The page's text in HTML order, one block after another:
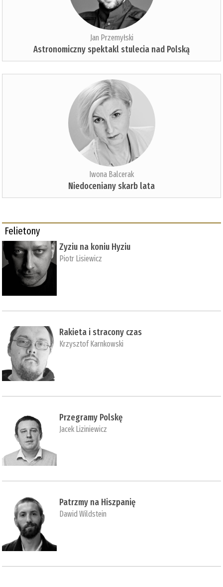
Jan Przemyłski
Astronomiczny spektakl stulecia nad Polską
Iwona Balcerak
Niedoceniany skarb lata
Felietony
Zyziu na koniu Hyziu
Piotr Lisiewicz
Rakieta i stracony czas
Krzysztof Karnkowski
Przegramy Polskę
Jacek Liziniewicz
Patrzmy na Hiszpanię
Dawid Wildstein